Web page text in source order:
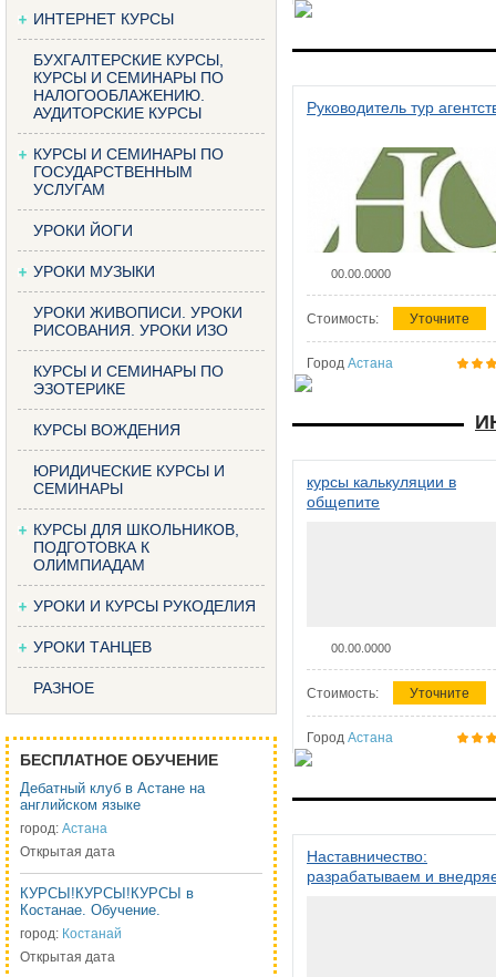
ИНТЕРНЕТ КУРСЫ
БУХГАЛТЕРСКИЕ КУРСЫ,
КУРСЫ И СЕМИНАРЫ ПО
НАЛОГООБЛАЖЕНИЮ.
АУДИТОРСКИЕ КУРСЫ
КУРСЫ И СЕМИНАРЫ ПО
ГОСУДАРСТВЕННЫМ
УСЛУГАМ
УРОКИ ЙОГИ
УРОКИ МУЗЫКИ
УРОКИ ЖИВОПИСИ. УРОКИ
РИСОВАНИЯ. УРОКИ ИЗО
КУРСЫ И СЕМИНАРЫ ПО
ЭЗОТЕРИКЕ
КУРСЫ ВОЖДЕНИЯ
ЮРИДИЧЕСКИЕ КУРСЫ И
СЕМИНАРЫ
КУРСЫ ДЛЯ ШКОЛЬНИКОВ,
ПОДГОТОВКА К
ОЛИМПИАДАМ
УРОКИ И КУРСЫ РУКОДЕЛИЯ
УРОКИ ТАНЦЕВ
РАЗНОЕ
БЕСПЛАТНОЕ ОБУЧЕНИЕ
Дебатный клуб в Астане на
английском языке
город: Астана
Открытая дата
КУРСЫ!КУРСЫ!КУРСЫ в
Костанае. Обучение.
город: Костанай
Открытая дата
Руководитель тур
00.00.0000
Стоимость: Уточните
Город Астана
курсы калькуляции в
общепите
00.00.0000
Стоимость: Уточните
Город Астана
Наставничество:
разрабатываем и